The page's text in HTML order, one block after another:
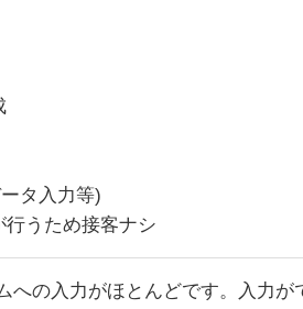
タ入力等)
うため接客ナシ
への入力がほとんどです。入力が